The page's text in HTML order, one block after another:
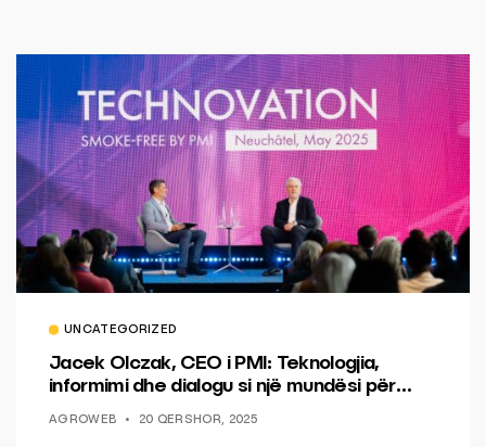
UNCATEGORIZED
Jacek Olczak, CEO i PMI: Teknologjia,
informimi dhe dialogu si një mundësi për
AGROWEB 20 QERSHOR, 2025